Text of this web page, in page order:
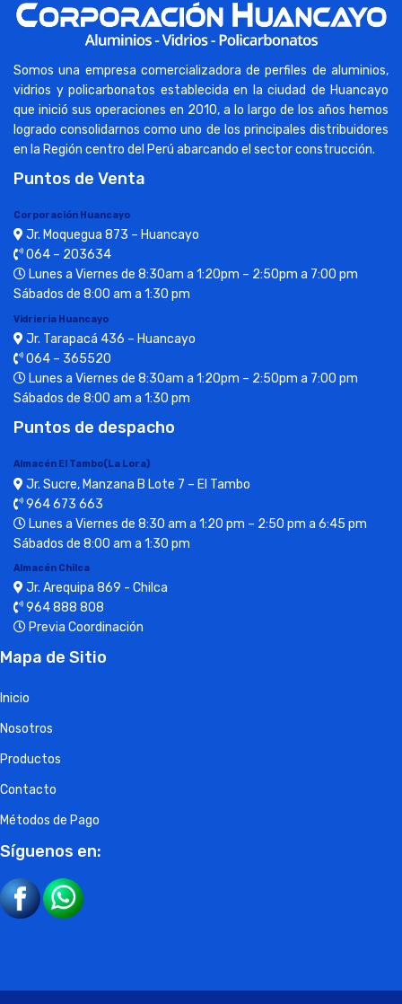
Somos una empresa comercializadora de perfiles de aluminios,
vidrios y policarbonatos establecida en la ciudad de Huancayo
que inició sus operaciones en 2010, a lo largo de los años hemos
logrado consolidarnos como uno de los principales distribuidores
en la Región centro del Perú abarcando el sector construcción.
Puntos de Venta
Corporación Huancayo
Jr. Moquegua 873 – Huancayo
064 – 203634
Lunes a Viernes de 8:30am a 1:20pm – 2:50pm a 7:00 pm
Sábados de 8:00 am a 1:30 pm
Vidrieria Huancayo
Jr. Tarapacá 436 – Huancayo
064 – 365520
Lunes a Viernes de 8:30am a 1:20pm – 2:50pm a 7:00 pm
Sábados de 8:00 am a 1:30 pm
Puntos de despacho
Almacén El Tambo(La Lora)
Jr. Sucre, Manzana B Lote 7 – El Tambo
964 673 663
Lunes a Viernes de 8:30 am a 1:20 pm – 2:50 pm a 6:45 pm
Sábados de 8:00 am a 1:30 pm
Almacén Chilca
Jr. Arequipa 869 - Chilca
964 888 808
Previa Coordinación
Mapa de Sitio
Inicio
Nosotros
Productos
Contacto
Métodos de Pago
Síguenos en: